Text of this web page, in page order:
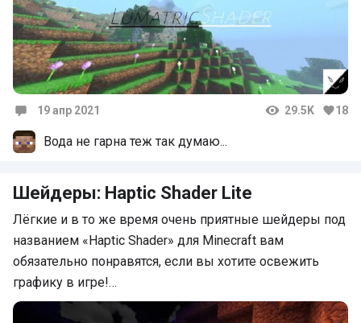
19 апр 2021 29.5K 18
Вода не гарна теж так думаю...
Шейдеры: Haptic Shader Lite
Лёгкие и в то же время очень приятные шейдеры под
названием «Haptic Shader» для Minecraft вам
обязательно понравятся, если вы хотите освежить
графику в игре!…